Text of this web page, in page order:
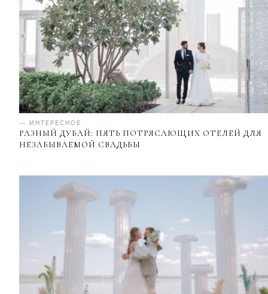
— ИНТЕРЕСНОЕ
РАЗНЫЙ ДУБАЙ: ПЯТЬ ПОТРЯСАЮЩИХ ОТЕЛЕЙ ДЛЯ
НЕЗАБЫВАЕМОЙ СВАДЬБЫ